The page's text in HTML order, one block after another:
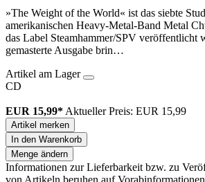
»The Weight of the World« ist das siebte
amerikanischen Heavy-Metal-Band Metal
das Label Steamhammer/SPV veröffentlicht
gemasterte Ausgabe brin…
Artikel am Lager
CD
EUR 15,99* Aktueller Preis: EUR 15,99
Artikel merken
In den Warenkorb
Menge ändern
Informationen zur Lieferbarkeit bzw. zu
von Artikeln beruhen auf